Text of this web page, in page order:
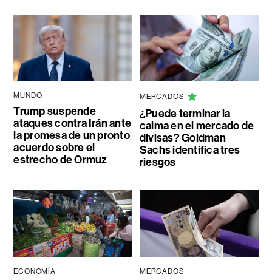
MUNDO
Trump suspende
ataques contra Irán ante
la promesa de un pronto
acuerdo sobre el
estrecho de Ormuz
MERCADOS
¿Puede terminar la
calma en el mercado de
divisas? Goldman
Sachs identifica tres
riesgos
ECONOMÍA MERCADOS